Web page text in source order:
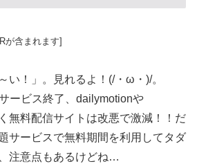
が含まれます]
い！」。見れるよ！(/・ω・)/。
ービス終了、dailymotionや
無料配信サイトは改悪で激減！！だ
サービスで無料期間を利用してタダ
注意点もあるけどね…